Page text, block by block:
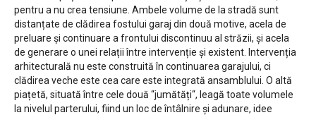
pentru a nu crea tensiune. Ambele volume de la stradă sunt
distanțate de clădirea fostului garaj din două motive, acela de
preluare și continuare a frontului discontinuu al străzii, și acela
de generare o unei relații între intervenție și existent. Intervenția
arhitecturală nu este construită în continuarea garajului, ci
clădirea veche este cea care este integrată ansamblului. O altă
piațetă, situată între cele două “jumătăți“, leagă toate volumele
la nivelul parterului, fiind un loc de întâlnire și adunare, idee